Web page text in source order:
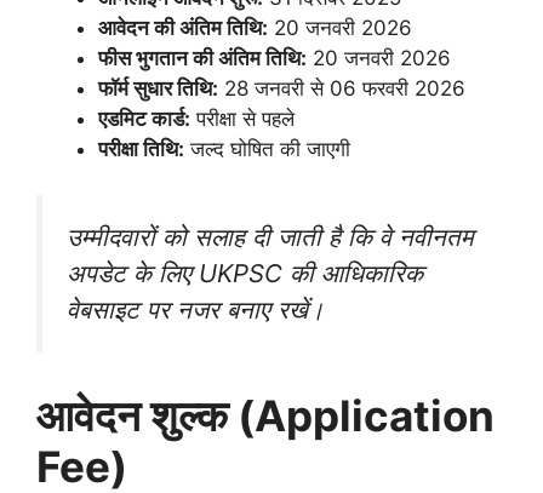
आवेदन की अंतिम तिथि: 20 जनवरी 2026
फीस भुगतान की अंतिम तिथि: 20 जनवरी 2026
फॉर्म सुधार तिथि: 28 जनवरी से 06 फरवरी 2026
एडमिट कार्ड: परीक्षा से पहले
परीक्षा तिथि: जल्द घोषित की जाएगी
उम्मीदवारों को सलाह दी जाती है कि वे नवीनतम
अपडेट के लिए UKPSC की आधिकारिक
वेबसाइट पर नजर बनाए रखें।
आवेदन शुल्क (Application
Fee)